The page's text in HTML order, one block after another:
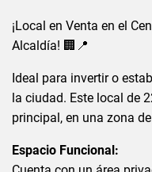
¡Local en Venta en el
Alcaldía! 🏢📍
Ideal para invertir o
la ciudad. Este local de
principal, en una zona
Espacio Funcional: